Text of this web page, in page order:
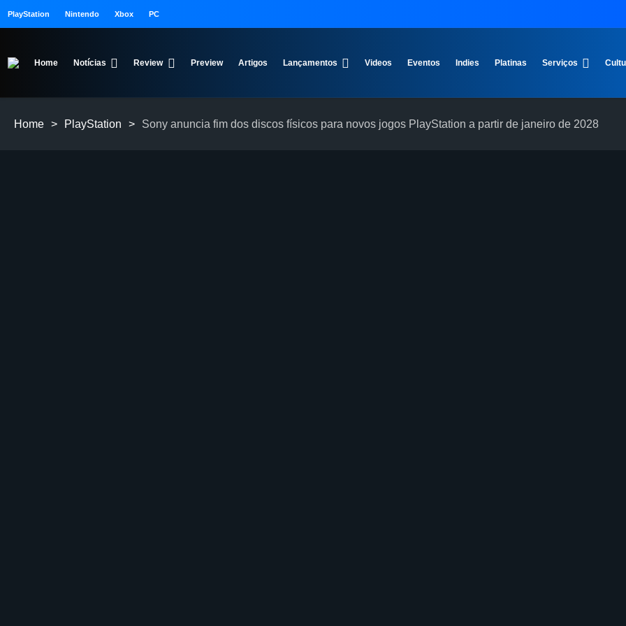
PlayStation Nintendo Xbox PC
Home Notícias Review Preview Artigos Lançamentos Videos Eventos Indies Platinas Serviços
Home > PlayStation > Sony anuncia fim dos discos físicos para novos jogos PlayStation a partir de janeiro de 2028